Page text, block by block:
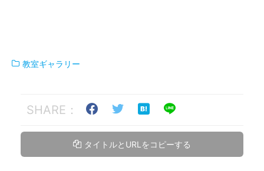
教室ギャラリー
SHARE：
タイトルとURLをコピーする